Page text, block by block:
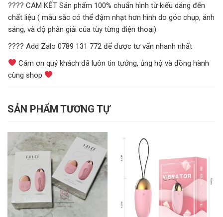
???? CAM KẾT Sản phẩm 100% chuẩn hình từ kiểu dáng đến
chất liệu ( màu sắc có thể đậm nhạt hơn hình do góc chụp, ánh
sáng, và độ phân giải của tùy từng điện thoại)
???? Add Zalo 0789 131 772 để được tư vấn nhanh nhất
Cám ơn quý khách đã luôn tin tưởng, ủng hộ và đồng hành
cùng shop
SẢN PHẨM TƯƠNG TỰ